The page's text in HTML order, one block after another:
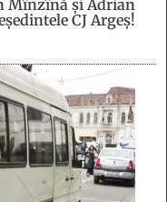
Mînzînă şi Adrian
CJ Argeş!